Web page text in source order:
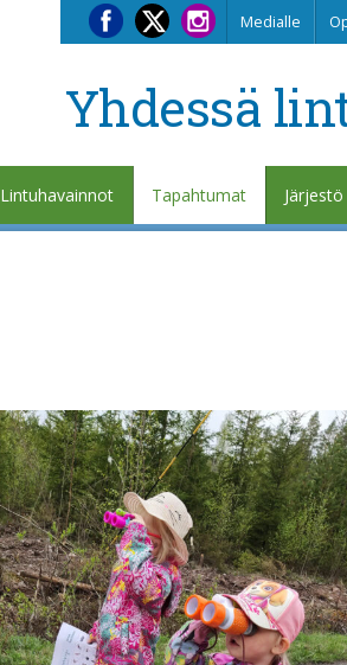
Medialle
Yhdessä
Lintuhavainnot Tapahtumat Järjestö